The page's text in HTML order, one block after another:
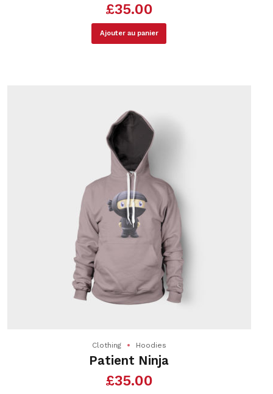
£35.00
Ajouter au panier
Clothing Hoodies
Patient Ninja
£35.00